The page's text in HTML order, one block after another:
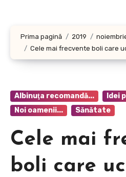
Prima pagină 2019
Cele mai frecvente boli care
Albinuţa recomandă...
Idei
Noi oamenii...
Sănătate
Cele mai
boli care